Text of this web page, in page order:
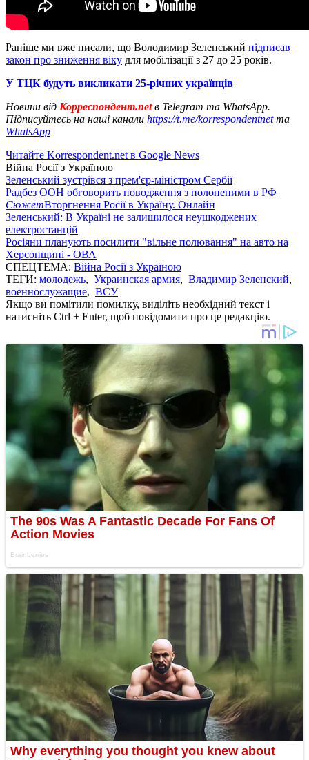
Раніше ми вже писали, що Володимир Зеленський підписав
закон про зниження віку для мобілізації з 27 до 25 років.
У ТЦК будуть викликати 25-річних українців
Новини від Корреспондент.netв Telegram та WhatsApp.
Підписуйтесь на наші канали https://t.me/korrespondentnetта
WhatsApp
Читайте Korrespondent.net в Google News
Війна Росії з Україною
Зеленський зустрівся з прем'єр-міністром Сербії
Радбез ООН обговорить поводження з полоненими в РФ
СюжетВторгнення Росії в Україну. Онлайн
Зеленський: В Україні не залишилося неушкоджених
електростанцій
Росіяни планують посилити "вільне полювання" на авто на
Херсонщині - ОВА
СПЕЦТЕМА: Війна Росії з Україною
ТЕГИ: молодежь, Украинская армия, Владимир Зеленский,
военнослужащие, ВСУ
Якщо ви помітили помилку, виділіть необхідний текст і
натисніть Ctrl + Enter, щоб повідомити про це редакцію.